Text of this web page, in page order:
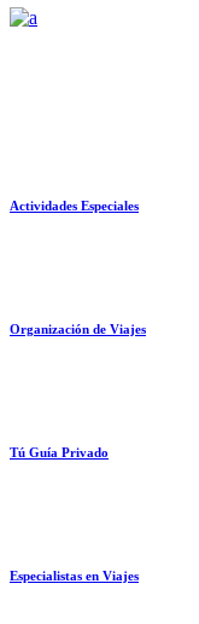
Actividades Especiales
Organización de Viajes
Tú Guía Privado
Especialistas en Viajes